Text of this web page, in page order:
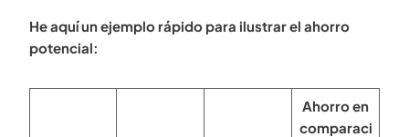
He aquí un ejemplo rápido para ilustrar el ahorro
potencial:
Ahorro en
comparaci